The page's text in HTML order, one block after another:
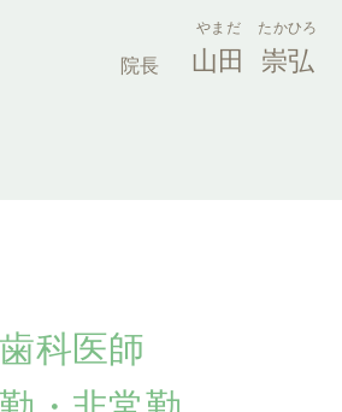
院長
やまだ たかひろ
山田 崇弘
歯科医師